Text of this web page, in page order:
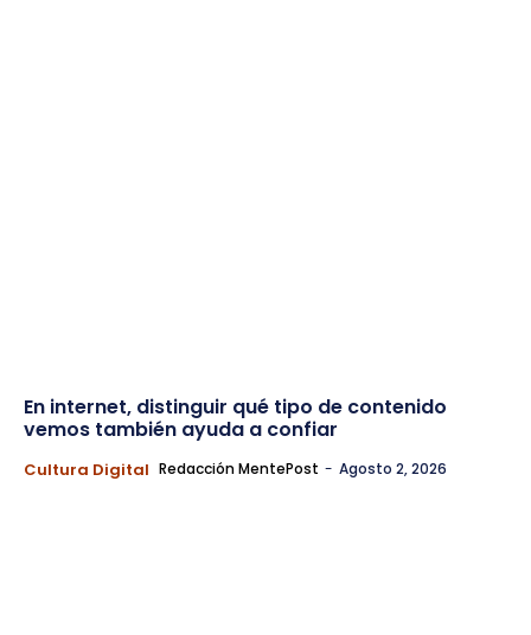
En internet, distinguir qué tipo de contenido
vemos también ayuda a confiar
Cultura Digital Redacción MentePost - Agosto 2, 2026